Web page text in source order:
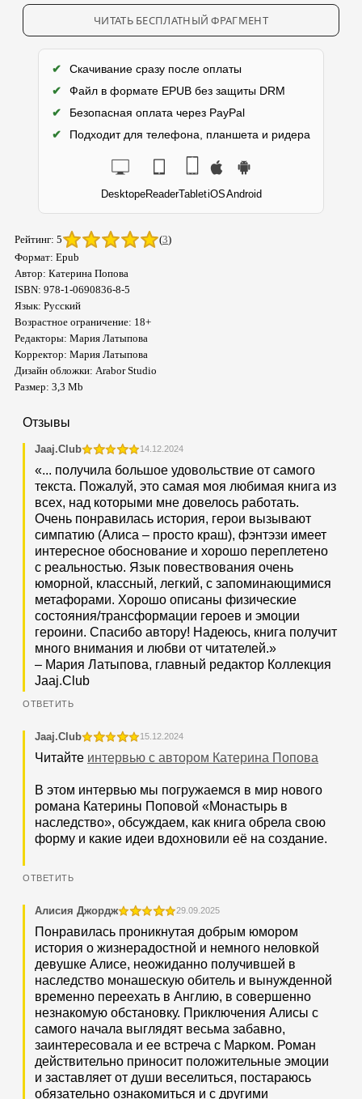
ЧИТАТЬ БЕСПЛАТНЫЙ ФРАГМЕНТ
✔
Скачивание сразу после оплаты
✔
Файл в формате EPUB без защиты DRM
✔
Безопасная оплата через PayPal
✔
Подходит для телефона, планшета и ридера
DesktopeReaderTabletiOSAndroid
Рейтинг: 5 (3)
Формат: Epub
Автор: Катерина Попова
ISBN: 978-1-0690836-8-5
Язык: Русский
Возрастное ограничение: 18+
Редакторы: Мария Латыпова
Корректор: Мария Латыпова
Дизайн обложки: Arabor Studio
Размер: 3,3 Mb
Отзывы
Jaaj.Club 14.12.2024
«... получила большое удовольствие от самого
текста. Пожалуй, это самая моя любимая книга из
всех, над которыми мне довелось работать.
Очень понравилась история, герои вызывают
симпатию (Алиса – просто краш), фэнтэзи имеет
интересное обоснование и хорошо переплетено
с реальностью. Язык повествования очень
юморной, классный, легкий, с запоминающимися
метафорами. Хорошо описаны физические
состояния/трансформации героев и эмоции
героини. Спасибо автору! Надеюсь, книга получит
много внимания и любви от читателей.»
– Мария Латыпова, главный редактор Коллекция
Jaaj.Club
Jaaj.Club 15.12.2024
Читайте интервью с автором Катерина Попова
В этом интервью мы погружаемся в мир нового
романа Катерины Поповой «Монастырь в
наследство», обсуждаем, как книга обрела свою
форму и какие идеи вдохновили её на создание.
Алисия Джордж 29.09.2025
Понравилась проникнутая добрым юмором
история о жизнерадостной и немного неловкой
девушке Алисе, неожиданно получившей в
наследство монашескую обитель и вынужденной
временно переехать в Англию, в совершенно
незнакомую обстановку. Приключения Алисы с
самого начала выглядят весьма забавно,
заинтересовала и ее встреча с Марком. Роман
действительно приносит положительные эмоции
и заставляет от души веселиться, постараюсь
обязательно ознакомиться и с другими